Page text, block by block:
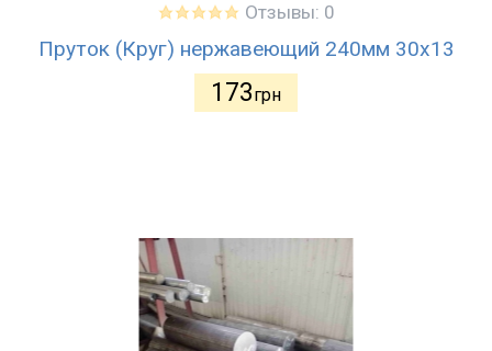
Отзывы: 0
Пруток (Круг) нержавеющий 240мм 30х13
173грн